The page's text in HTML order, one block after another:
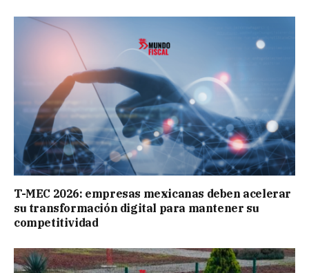
T-MEC 2026: empresas mexicanas deben acelerar
su transformación digital para mantener su
competitividad